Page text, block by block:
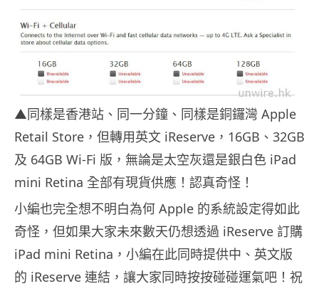
▲同樣是香港站、同一分鐘、同樣是銅鑼灣 Apple
Retail Store，但轉用英文 iReserve，16GB、32GB
及 64GB Wi-Fi 版，無論是太空灰還是銀白色 iPad
mini Retina 全部有現貨供應！認真奇怪！
小編也完全想不明白為何 Apple 的系統設定得如此
奇怪，但如果大家未來數天仍想透過 iReserve 訂購
iPad mini Retina，小編在此同時提供中、英文版
的 iReserve 連結，讓大家同時按按碰碰運氣吧！祝